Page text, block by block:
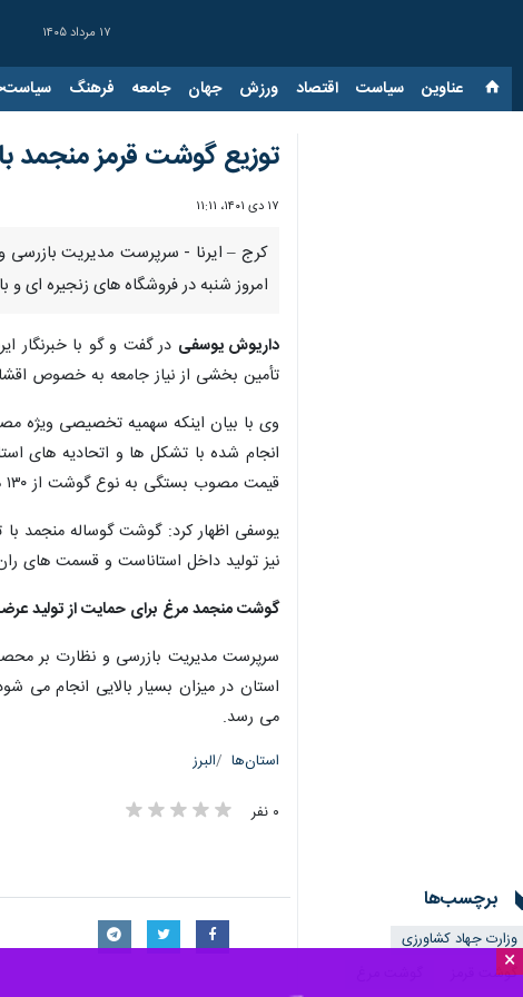
۱۷ مرداد ۱۴۰۵
عناوین‌ سیاست اقتصاد ورزش جهان جامعه فرهنگ
×
توزیع گوشت قرمز منجمد
۱۷ دی ۱۴۰۱، ۱۱:۱۱
کرج – ایرنا - سرپرست مدیریت بازرسی
امروز شنبه در فروشگاه های زنجیره ای و
داریوش یوسفی در گفت و گو با خبرنگار
تأمین بخشی از نیاز جامعه به خصوص
انجام شده با تشکل ها و اتحادیه های
قیمت مصوب بستگی به نوع گوشت از ۱۳۰ هزار تومان تا ۱۶۰ هزار تومان انجام شود.
یوسفی اظهار کرد: گوشت گوساله منجمد
نیز تولید داخل استاناست و قسمت های
گوشت منجمد مرغ برای حمایت از تولید
سرپرست مدیریت بازرسی و نظارت بر
می رسد.
استان‌ها البرز
۰ نفر
برچسب‌ها
وزارت جهاد کشاورزی
گوشت قرمز